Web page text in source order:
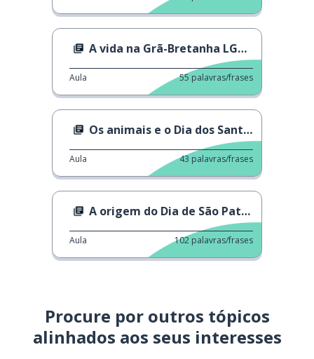
A vida na Grã-Bretanha LGBT dos anos 60
Aula 55 palavras/frases
Os animais e o Dia dos Santos Inocentes
Aula 43 palavras/frases
A origem do Dia de São Patrício
Aula 102 palavras/frases
Procure por outros tópicos
alinhados aos seus interesses